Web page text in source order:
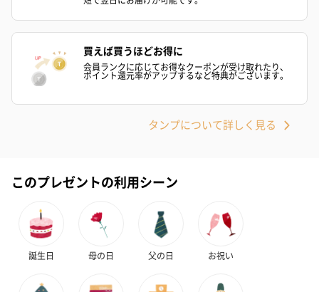
買えば買うほどお得に
会員ランクに応じてお得なクーポンが受け取れたり、
ポイント還元率がアップするなど特典がございます。
タンプについて詳しく見る
このプレゼントの利用シーン
誕生日 母の日 父の日 お祝い